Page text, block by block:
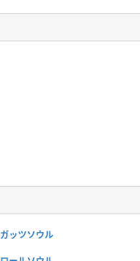
ガッツソウル